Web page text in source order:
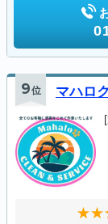
9位 マハロ